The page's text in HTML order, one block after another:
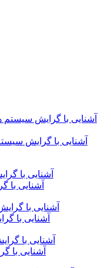
آشنایی با گرایش
آشنایی
آشنایی با
آشنایی با